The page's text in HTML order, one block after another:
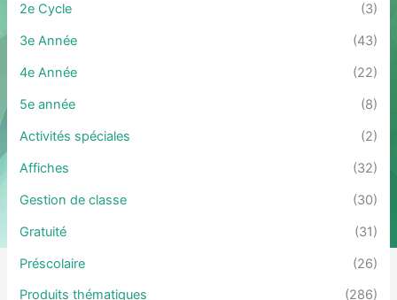
2e Cycle
(3)
3e Année
(43)
4e Année
(22)
5e année
(8)
Activités spéciales
(2)
Affiches
(32)
Gestion de classe
(30)
Gratuité
(31)
Préscolaire
(26)
Produits thématiques
(286)